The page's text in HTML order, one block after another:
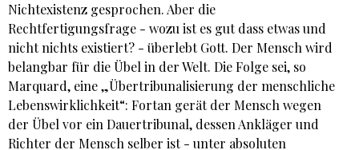
Nichtexistenz gesprochen. Aber die
Rechtfertigungsfrage - wozu ist es gut dass etwas und
nicht nichts existiert? - überlebt Gott. Der Mensch wird
belangbar für die Übel in der Welt. Die Folge sei, so
Marquard, eine „Übertribunalisierung der menschliche
Lebenswirklichkeit“: Fortan gerät der Mensch wegen
der Übel vor ein Dauertribunal, dessen Ankläger und
Richter der Mensch selber ist - unter absoluten